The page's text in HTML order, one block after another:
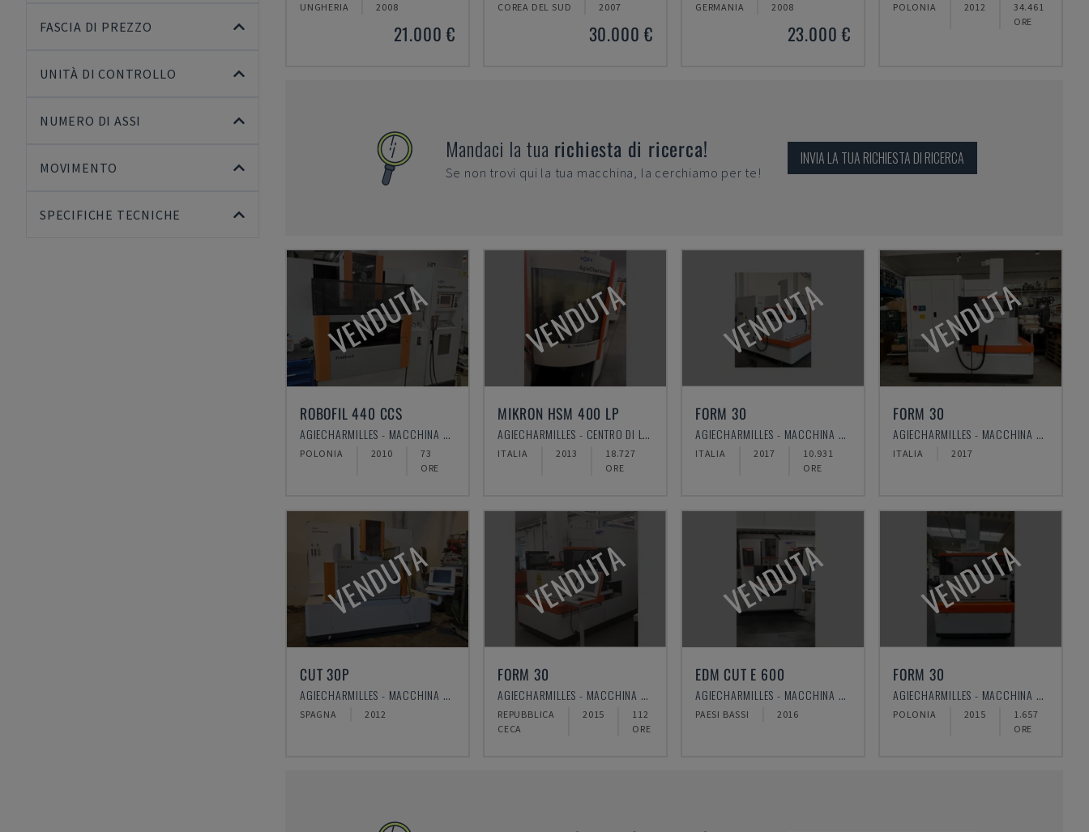
FASCIA DI PREZZO
UNITÀ DI CONTROLLO
NUMERO DI ASSI
MOVIMENTO
SPECIFICHE TECNICHE
UNGHERIA 2008
21.000 €
COREA DEL SUD 2007
30.000 €
GERMANIA 2008
23.000 €
POLONIA 2012
34.461
ORE
Mandaci la tua richiesta di ricerca!
Se non trovi qui la tua macchina, la cerchiamo per te!
INVIA LA TUA RICHIESTA DI RICERCA
VENDUTA
ROBOFIL 440 CCS
AGIECHARMILLES - MACCHINA PER ELETTROEROSIONE A FILO
POLONIA 2010
73
ORE
VENDUTA
MIKRON HSM 400 LP
AGIECHARMILLES - CENTRO DI LAVORO VERTICALE
ITALIA 2013
18.727
ORE
VENDUTA
FORM 30
AGIECHARMILLES - MACCHINA PER ELETTROEROSIONE A FILO
ITALIA 2017
10.931
ORE
VENDUTA
FORM 30
AGIECHARMILLES - MACCHINA PER ELETTROEROSIONE A FILO
ITALIA 2017
VENDUTA
CUT 30P
AGIECHARMILLES - MACCHINA PER ELETTROEROSIONE A FILO
SPAGNA 2012
VENDUTA
FORM 30
AGIECHARMILLES - MACCHINA PER ELETTROEROSIONE A TUFFO
REPUBBLICA
CECA
2015
112
ORE
VENDUTA
EDM CUT E 600
AGIECHARMILLES - MACCHINA PER ELETTROEROSIONE A FILO
PAESI BASSI 2016
VENDUTA
FORM 30
AGIECHARMILLES - MACCHINA PER ELETTROEROSIONE A FILO
POLONIA 2015
1.657
ORE